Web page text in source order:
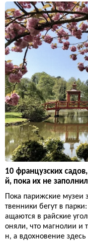
10 французских
й, пока их не
Пока парижские
твенники бегут в
ащаются в райские
оняли, что магнолии и
н, а вдохновение